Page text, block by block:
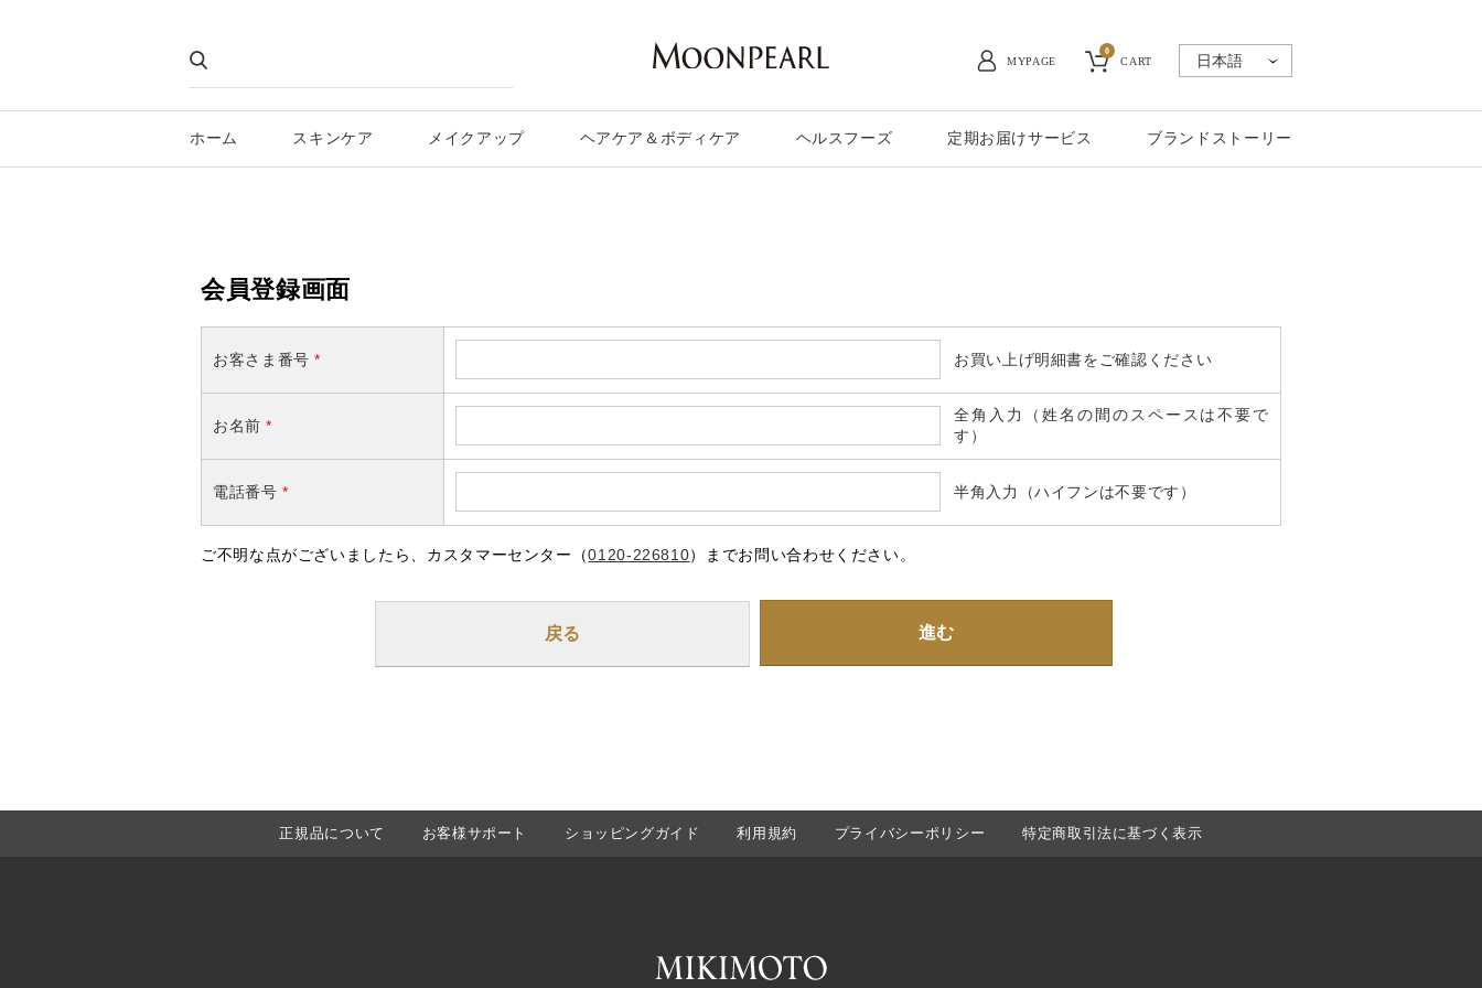
MYPAGE CART
0
ホーム スキンケア メイクアップ ヘアケア＆ボディケア ヘルスフーズ 定期お届けサービス ブランドストーリー
会員登録画面
お客さま番号 * お買い上げ明細書をご確認ください
お名前 *
全角入力（姓名の間のスペースは不要で
す）
電話番号 * 半角入力（ハイフンは不要です）
ご不明な点がございましたら、カスタマーセンター（0120-226810）までお問い合わせください。
進む
正規品について お客様サポート ショッピングガイド 利用規約 プライバシーポリシー 特定商取引法に基づく表示